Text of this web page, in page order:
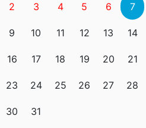
2 3 4 5 6 7
9 10 11 12 13 14
16 17 18 19 20 21
23 24 25 26 27 28
30 31